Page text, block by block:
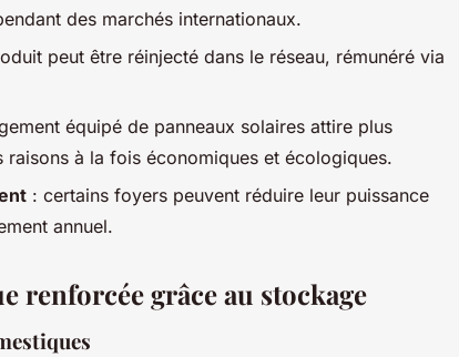
des marchés internationaux.
peut être réinjecté dans le réseau, rémunéré via
équipé de panneaux solaires attire plus
à la fois économiques et écologiques.
: certains foyers peuvent réduire leur puissance
annuel.
renforcée grâce au stockage